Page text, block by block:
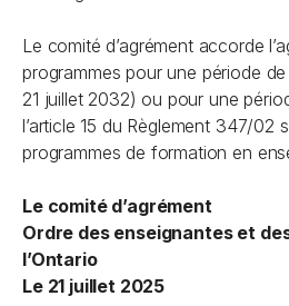
Le comité d’agrément accorde
programmes pour une période
21 juillet 2032) ou pour une
l’article 15 du Règlement 347/02
programmes de formation en
Le comité d’agrément
Ordre des enseignantes et
l’Ontario
Le 21 juillet 2025